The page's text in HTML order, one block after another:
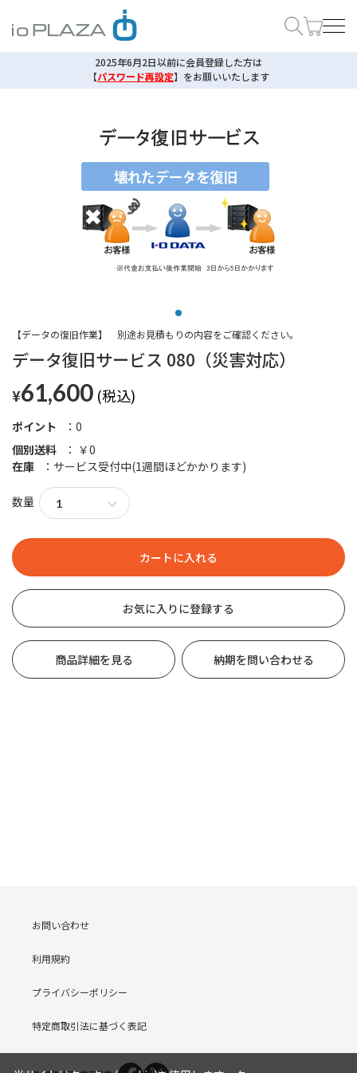
2025年6月2日以前に会員登録した方は
【パスワード再設定】 をお願いいたします
データ復旧サービス 080（災害対応）
【データの復旧作業】 別途お見積もりの内容をご確認ください。
¥61,600
ポイント
0
個別送料
￥0
在庫
サービス受付中(1週間ほどかかります)
数量
お気に入りに登録する
商品詳細を見る 納期を問い合わせる
お問い合わせ
利用規約
プライバシーポリシー
特定商取引法に基づく表記